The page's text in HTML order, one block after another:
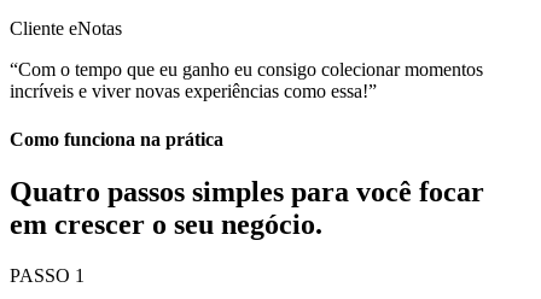
Cliente eNotas
“Com o tempo que eu ganho eu consigo colecionar momentos
incríveis e viver novas experiências como essa!”
Como funciona na prática
Quatro passos simples para você focar
em crescer o seu negócio.
PASSO 1